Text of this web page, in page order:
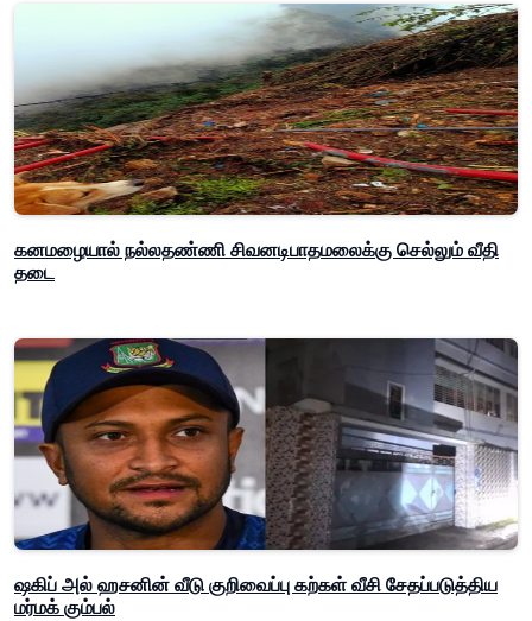
கனமழையால் நல்லதண்ணி சிவனடிபாதமலைக்கு செல்லும் வீதி
தடை
ஷகிப் அல் ஹசனின் வீடு குறிவைப்பு கற்கள் வீசி சேதப்படுத்திய
மர்மக் கும்பல்